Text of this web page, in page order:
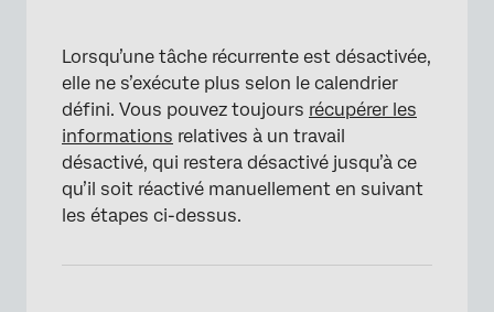
Lorsqu’une tâche récurrente est désactivée,
elle ne s’exécute plus selon le calendrier
défini. Vous pouvez toujours récupérer les
informations relatives à un travail
désactivé, qui restera désactivé jusqu’à ce
qu’il soit réactivé manuellement en suivant
les étapes ci-dessus.